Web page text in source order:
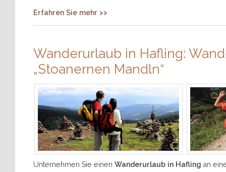
Erfahren Sie mehr >>
Wanderurlaub in Hafling:
„Stoanernen Mandln“
Unternehmen Sie einen Wanderurlaub in Hafling an